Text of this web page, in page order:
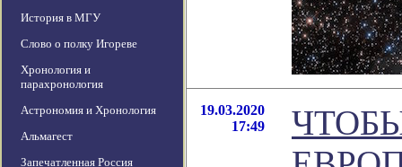
История в МГУ
Слово о полку Игореве
Хронология и
парахронология
Астрономия и Хронология
Альмагест
Запечатленная Россия
19.03.2020
17:49